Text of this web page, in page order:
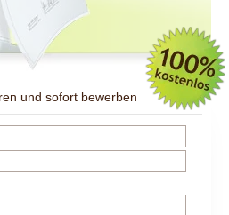
und sofort bewerben